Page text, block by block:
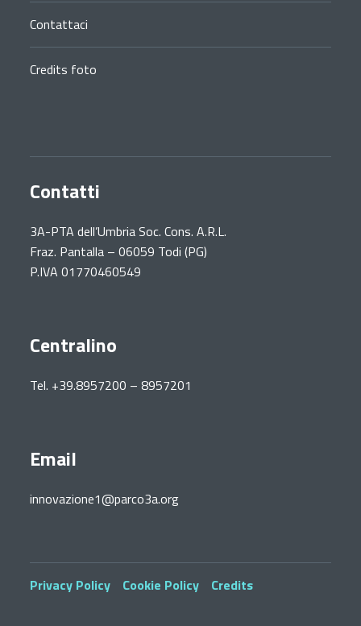
Contattaci
Credits foto
Contatti
3A-PTA dell’Umbria Soc. Cons. A.R.L.
Fraz. Pantalla – 06059 Todi (PG)
P.IVA 01770460549
Centralino
Tel. +39.8957200 – 8957201
Email
innovazione1@parco3a.org
Privacy Policy Cookie Policy Credits